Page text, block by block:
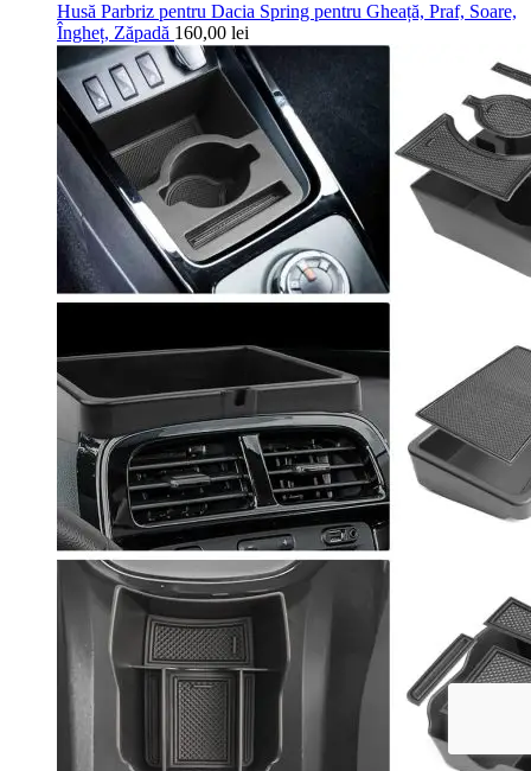
Husă Parbriz pentru Dacia Spring pentru Gheață, Praf, Soare,
Îngheț, Zăpadă 160,00 lei